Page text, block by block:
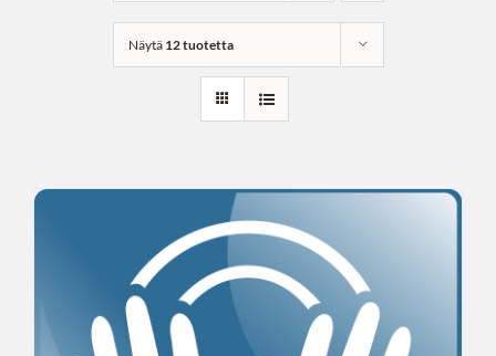
Näytä 12 tuotetta